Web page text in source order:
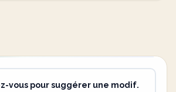
vous pour suggérer une modif.